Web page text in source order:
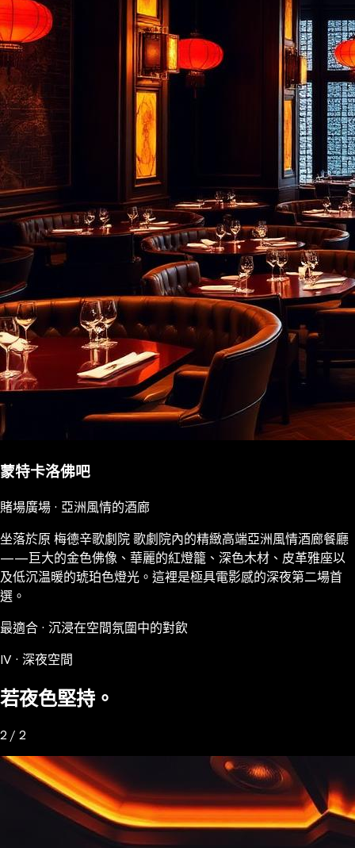
蒙特卡洛佛吧
賭場廣場 · 亞洲風情的酒廊
坐落於原 梅德辛歌劇院 歌劇院內的精緻高端亞洲風情酒廊餐廳
——巨大的金色佛像、華麗的紅燈籠、深色木材、皮革雅座以
及低沉温暖的琥珀色燈光。這裡是極具電影感的深夜第二場首
選。
最適合 · 沉浸在空間氛圍中的對飲
IV · 深夜空間
若夜色堅持。
2 / 2